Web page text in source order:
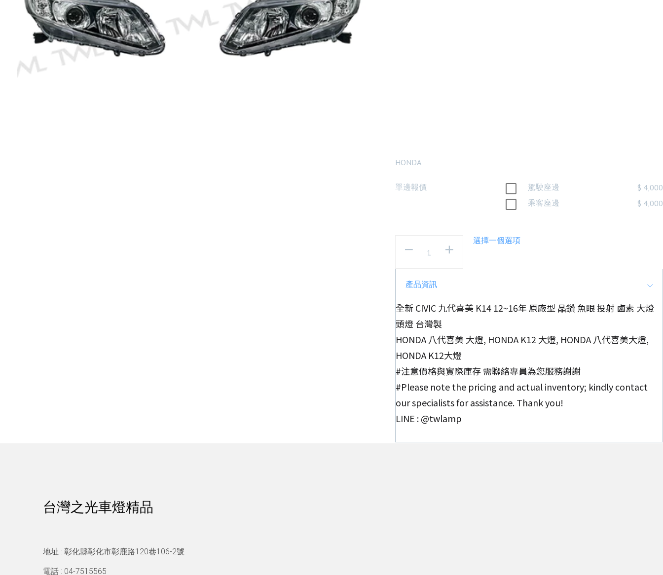
HONDA
單邊報價 駕駛座邊
$ 4,000
乘客座邊
$ 4,000
選擇一個選項
產品資訊
全新 CIVIC 九代喜美 K14 12~16年 原廠型 晶鑽 魚眼 投射 鹵素 大燈
頭燈 台灣製
HONDA 八代喜美 大燈, HONDA K12 大燈, HONDA 八代喜美大燈,
HONDA K12大燈
#注意價格與實際庫存 需聯絡專員為您服務謝謝
#Please note the pricing and actual inventory; kindly contact
our specialists for assistance. Thank you!
LINE : @twlamp
台灣之光車燈精品
地址 : 彰化縣彰化市彰鹿路120巷106-2號
電話 : 04-7515565